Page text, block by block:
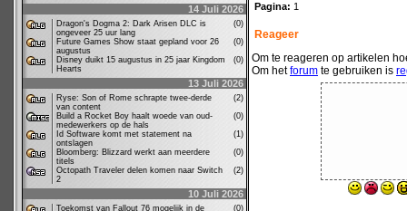
14 Juli 2026
Dragon's Dogma 2: Dark Arisen DLC is
ongeveer 25 uur lang
(0)
Future Games Show staat gepland voor 26
augustus
(0)
Disney duikt 15 augustus in 25 jaar Kingdom
Hearts
(0)
13 Juli 2026
Ryse: Son of Rome schrapte twee-derde
van content
(2)
Build a Rocket Boy haalt woede van oud-
medewerkers op de hals
(0)
Id Software komt met statement na
ontslagen
(1)
Bloomberg: Blizzard werkt aan meerdere
titels
(0)
Octopath Traveler delen komen naar Switch
2
(2)
10 Juli 2026
Toekomst van Fallout 76 mogelijk in de (0)
Pagina: 1
Reageer
Om te reageren op artikelen
Om hetforum te gebruiken is